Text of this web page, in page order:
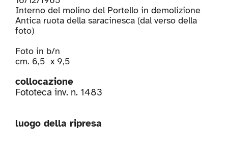
Interno del molino del Portello in demolizione
Antica ruota della saracinesca (dal verso della
foto)
Foto in b/n
cm. 6,5 x 9,5
collocazione
Fototeca inv. n. 1483
luogo della ripresa